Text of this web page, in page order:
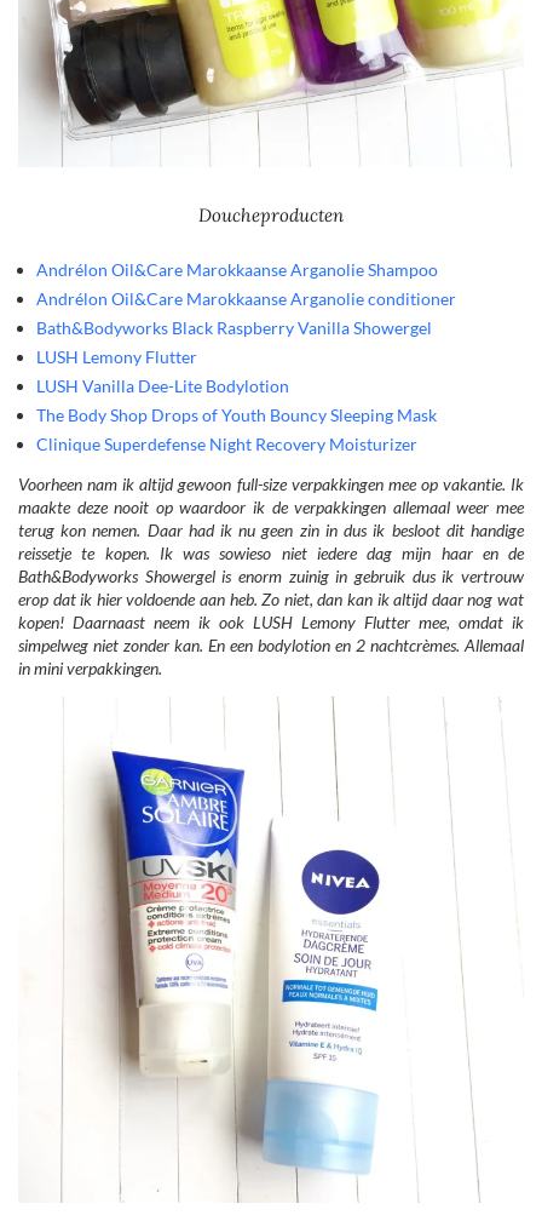
Doucheproducten
Andrélon Oil&Care Marokkaanse Arganolie Shampoo
Andrélon Oil&Care Marokkaanse Arganolie conditioner
Bath&Bodyworks Black Raspberry Vanilla Showergel
LUSH Lemony Flutter
LUSH Vanilla Dee-Lite Bodylotion
The Body Shop Drops of Youth Bouncy Sleeping Mask
Clinique Superdefense Night Recovery Moisturizer
Voorheen nam ik altijd gewoon full-size verpakkingen mee op vakantie. Ik
maakte deze nooit op waardoor ik de verpakkingen allemaal weer mee
terug kon nemen. Daar had ik nu geen zin in dus ik besloot dit handige
reissetje te kopen. Ik was sowieso niet iedere dag mijn haar en de
Bath&Bodyworks Showergel is enorm zuinig in gebruik dus ik vertrouw
erop dat ik hier voldoende aan heb. Zo niet, dan kan ik altijd daar nog wat
kopen! Daarnaast neem ik ook LUSH Lemony Flutter mee, omdat ik
simpelweg niet zonder kan. En een bodylotion en 2 nachtcrèmes. Allemaal
in mini verpakkingen.